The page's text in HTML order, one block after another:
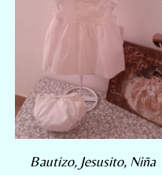
Bautizo, Jesusito, Niña